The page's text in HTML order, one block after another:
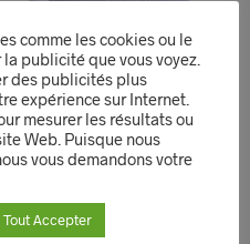
comme les cookies ou le
publicité que vous voyez.
des publicités plus
expérience sur Internet.
mesurer les résultats ou
Web. Puisque nous
vous demandons votre
Tout Accepter